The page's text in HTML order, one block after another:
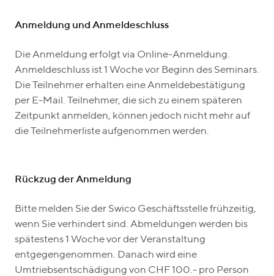
Anmeldung und Anmeldeschluss
Die Anmeldung erfolgt via Online-Anmeldung.
Anmeldeschluss ist 1 Woche vor Beginn des Seminars.
Die Teilnehmer erhalten eine Anmeldebestätigung
per E-Mail. Teilnehmer, die sich zu einem späteren
Zeitpunkt anmelden, können jedoch nicht mehr auf
die Teilnehmerliste aufgenommen werden.
Rückzug der Anmeldung
Bitte melden Sie der Swico Geschäftsstelle frühzeitig,
wenn Sie verhindert sind. Abmeldungen werden bis
spätestens 1 Woche vor der Veranstaltung
entgegengenommen. Danach wird eine
Umtriebsentschädigung von CHF 100.- pro Person